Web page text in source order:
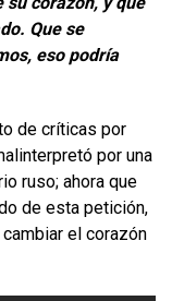
Que se
eso podría
de críticas por
por una
ruso; ahora que
de esta petición,
el corazón